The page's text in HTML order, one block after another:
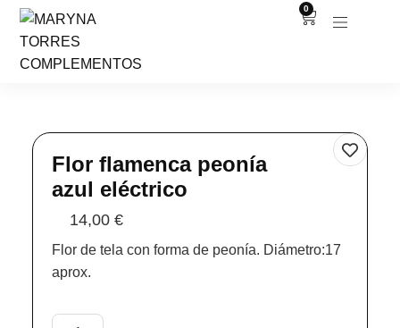
0
Flor flamenca peonía
azul eléctrico
14,00€
Flor de tela con forma de peonía. Diámetro:17
aprox.